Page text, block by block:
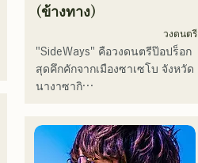
มกราคม 2025
บรรเลง และการเรียบเรียงแบบวง
ดนตรี
บันทึกเสียงและการแสดงสดโดย
โชโย (คีย์บอร์ด/กีตาร์) จาก
(ข้างทาง)
วงดนตรี
"SideWays" คือวงดนตรีป๊อปร็อก
สุดคึกคักจากเมืองซาเซโบ จังหวัด
นางาซากิ
เขาได้ปล่อยอีพีใหม่ "Yume
Sen'ya" และออกทัวร์คอนเสิร์ตทั่ว